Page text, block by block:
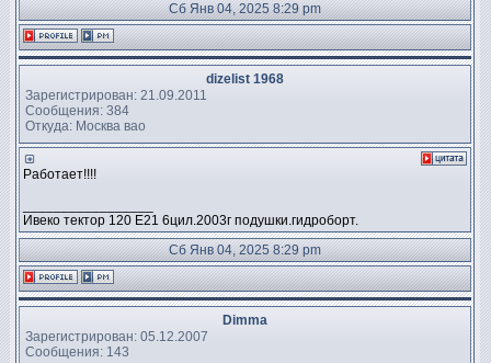
Сб Янв 04, 2025 8:29 pm
dizelist 1968
Зарегистрирован: 21.09.2011
Сообщения: 384
Откуда: Москва вао
Работает!!!!
Ивеко тектор 120 Е21 6цил.2003г подушки.гидроборт.
Сб Янв 04, 2025 8:29 pm
Dimma
Зарегистрирован: 05.12.2007
Сообщения: 143